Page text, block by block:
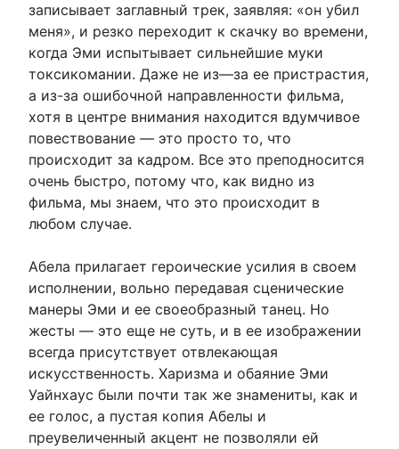
записывает заглавный трек, заявляя: «он убил
меня», и резко переходит к скачку во времени,
когда Эми испытывает сильнейшие муки
токсикомании. Даже не из—за ее пристрастия,
а из-за ошибочной направленности фильма,
хотя в центре внимания находится вдумчивое
повествование — это просто то, что
происходит за кадром. Все это преподносится
очень быстро, потому что, как видно из
фильма, мы знаем, что это происходит в
любом случае.
Абела прилагает героические усилия в своем
исполнении, вольно передавая сценические
манеры Эми и ее своеобразный танец. Но
жесты — это еще не суть, и в ее изображении
всегда присутствует отвлекающая
искусственность. Харизма и обаяние Эми
Уайнхаус были почти так же знамениты, как и
ее голос, а пустая копия Абелы и
преувеличенный акцент не позволяли ей